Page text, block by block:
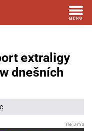
extraligy
dnešních